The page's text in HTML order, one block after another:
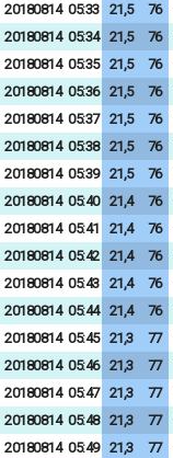
20180814 05:33 21,5 76
20180814 05:34 21,5 76
20180814 05:35 21,5 76
20180814 05:36 21,5 76
20180814 05:37 21,5 76
20180814 05:38 21,5 76
20180814 05:39 21,5 76
20180814 05:40 21,4 76
20180814 05:41 21,4 76
20180814 05:42 21,4 76
20180814 05:43 21,4 76
20180814 05:44 21,4 76
20180814 05:45 21,3 77
20180814 05:46 21,3 77
20180814 05:47 21,3 77
20180814 05:48 21,3 77
20180814 05:49 21,3 77